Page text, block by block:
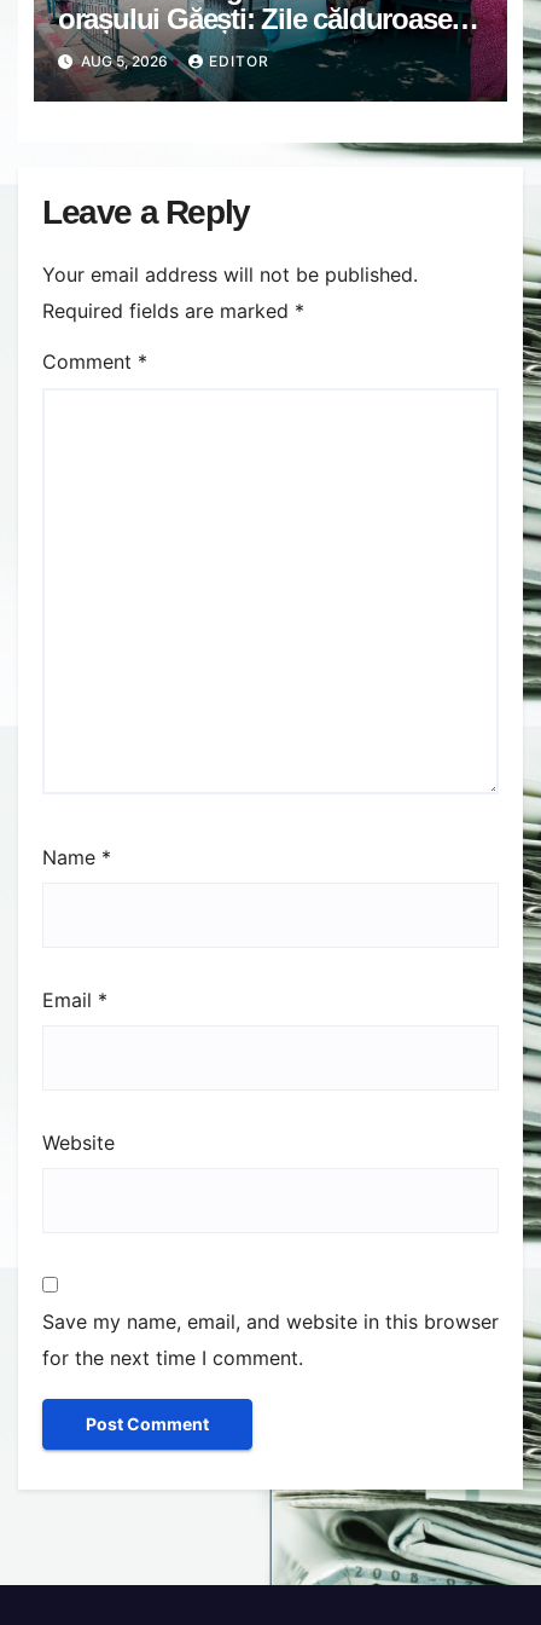
orașului Găești: Zile călduroase.
Grijă unii de alții.
AUG 5, 2026 EDITOR
Leave a Reply
Your email address will not be published.
Required fields are marked *
Comment *
Name *
Email *
Website
Save my name, email, and website in this browser
for the next time I comment.